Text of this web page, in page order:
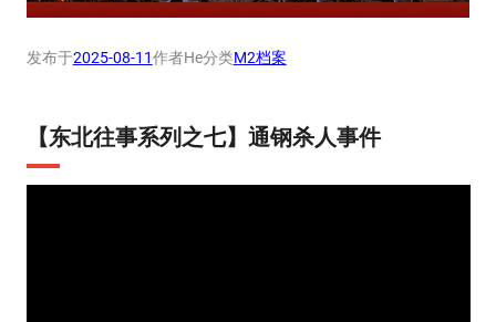
发布于2025-08-11作者He分类M2档案
【东北往事系列之七】通钢杀人事件